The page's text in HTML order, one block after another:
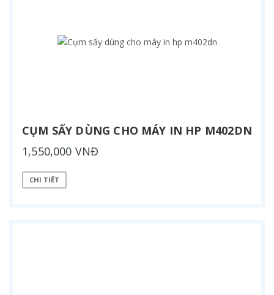
CỤM SẤY DÙNG CHO MÁY IN HP M402DN
1,550,000 VNĐ
CHI TIẾT